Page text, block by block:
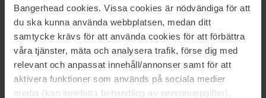
Bangerhead cookies. Vissa cookies är nödvändiga för att
du ska kunna använda webbplatsen, medan ditt
samtycke krävs för att använda cookies för att förbättra
våra tjänster, mäta och analysera trafik, förse dig med
relevant och anpassat innehåll/annonser samt för att
aktivera funktioner som används på sociala medier
media (kan innefatta behandling av personuppgifter).
Madagascar Centella
75 ml
324 kr
Ordinær pris 359 kr
Madagascar Centella Hyalu-
Cica Silky-fit Sun Stick
20 g
Ordinær pris 309 kr
SKIN1004
Madagascar Centella
SKIN1004
Madagascar Centella